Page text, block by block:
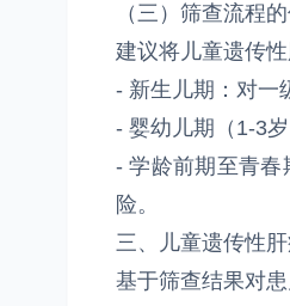
（三）筛查流程
建议将儿童遗传
- 新生儿期：对一
- 婴幼儿期（1-3
- 学龄前期至青春
险。
三、儿童遗传性
基于筛查结果对